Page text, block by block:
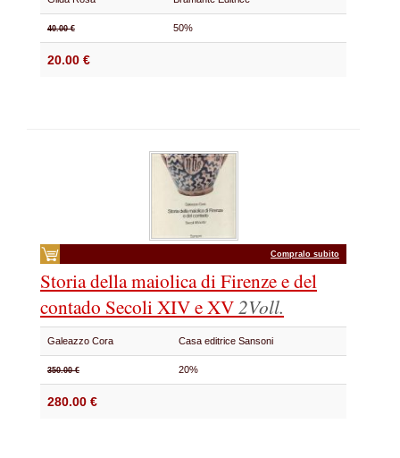
40.00 € 50%
20.00 €
Compralo subito
Storia della maiolica di Firenzee del
contado Secoli XIV e XV2Voll.
Galeazzo Cora Casa editrice Sansoni
350.00 € 20%
280.00 €